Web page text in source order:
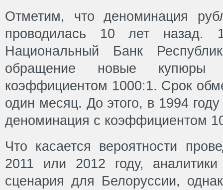
Отметим, что деноминация
проводилась 10 лет назад.
Национальный Банк
обращение новые
коэффициентом 1000:1. Срок
один месяц. До этого, в 1994
деноминация с коэффициентом
Что касается вероятности
2011 или 2012 году,
сценария для Белоруссии,